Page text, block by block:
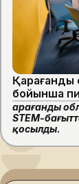
Қарағанды
бойынша
Қарағанды
STEM-
қосылды.